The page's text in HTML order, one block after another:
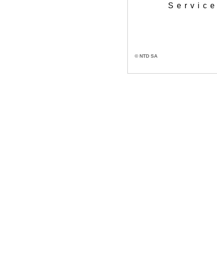
© NTD SA